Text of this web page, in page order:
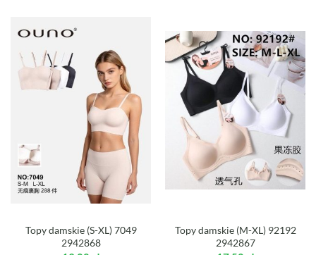
Topy damskie (S-XL) 7049
2942868
Topy damskie (M-XL) 92192
2942867